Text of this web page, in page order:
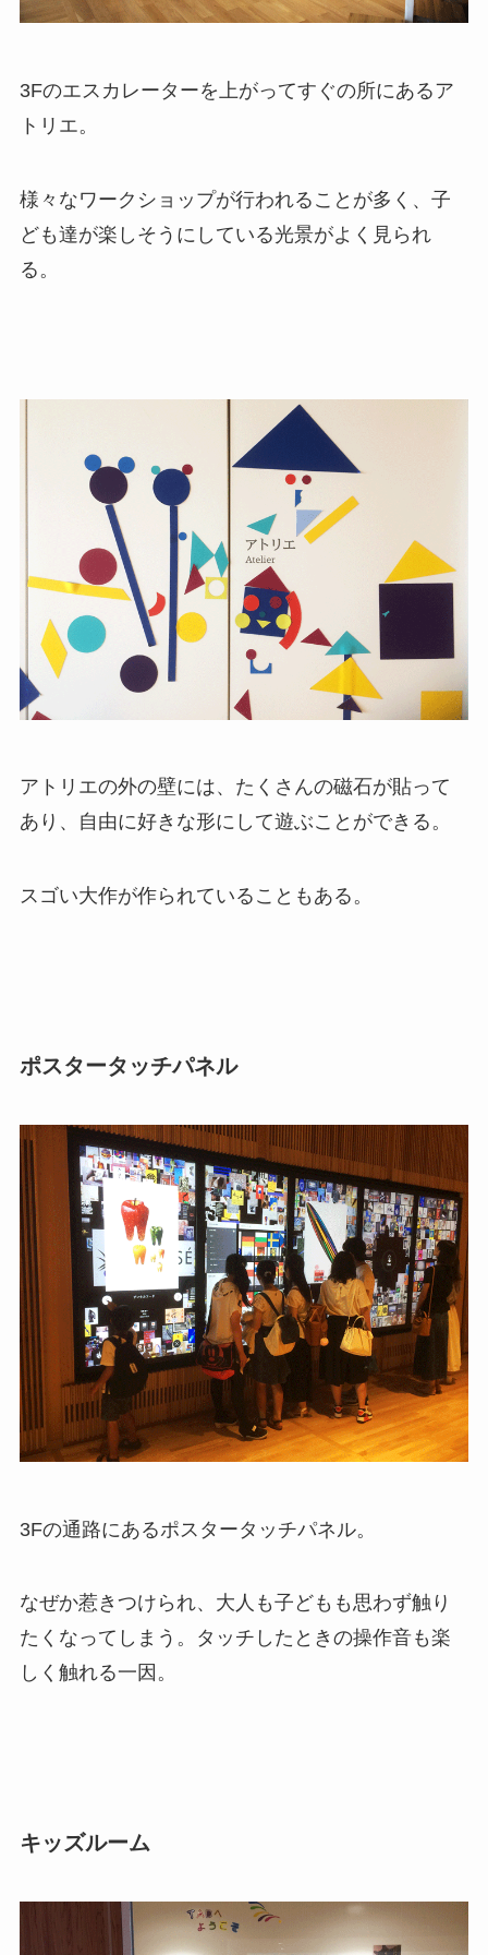
3Fのエスカレーターを上がってすぐの所にあるア
トリエ。
様々なワークショップが行われることが多く、子
ども達が楽しそうにしている光景がよく見られ
る。
アトリエの外の壁には、たくさんの磁石が貼って
あり、自由に好きな形にして遊ぶことができる。
スゴい大作が作られていることもある。
ポスタータッチパネル
3Fの通路にあるポスタータッチパネル。
なぜか惹きつけられ、大人も子どもも思わず触り
たくなってしまう。タッチしたときの操作音も楽
しく触れる一因。
キッズルーム